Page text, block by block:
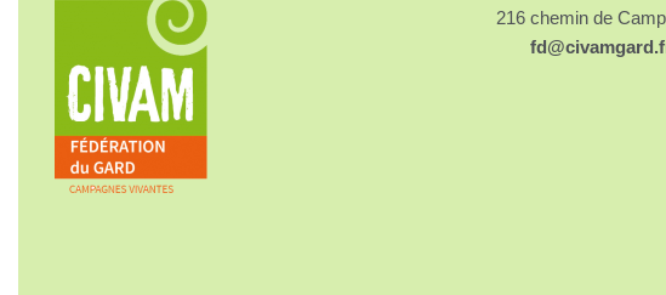
216 chemin de